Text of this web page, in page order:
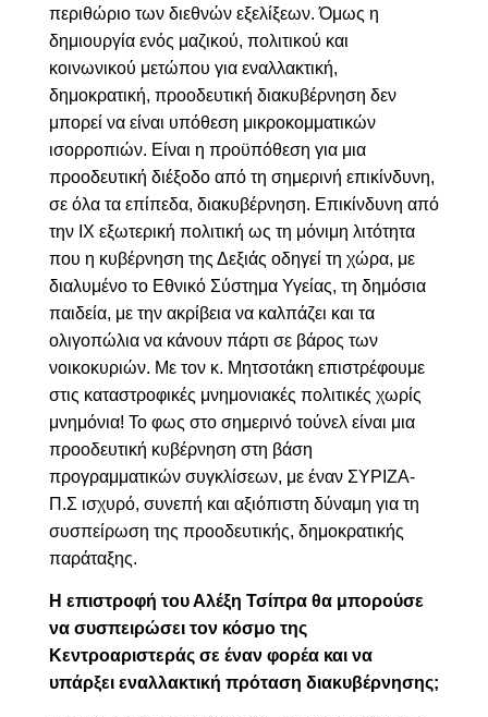
περιθώριο των διεθνών εξελίξεων. Όμως η
δημιουργία ενός μαζικού, πολιτικού και
κοινωνικού μετώπου για εναλλακτική,
δημοκρατική, προοδευτική διακυβέρνηση δεν
μπορεί να είναι υπόθεση μικροκομματικών
ισορροπιών. Είναι η προϋπόθεση για μια
προοδευτική διέξοδο από τη σημερινή επικίνδυνη,
σε όλα τα επίπεδα, διακυβέρνηση. Επικίνδυνη από
την ΙΧ εξωτερική πολιτική ως τη μόνιμη λιτότητα
που η κυβέρνηση της Δεξιάς οδηγεί τη χώρα, με
διαλυμένο το Εθνικό Σύστημα Υγείας, τη δημόσια
παιδεία, με την ακρίβεια να καλπάζει και τα
ολιγοπώλια να κάνουν πάρτι σε βάρος των
νοικοκυριών. Με τον κ. Μητσοτάκη επιστρέφουμε
στις καταστροφικές μνημονιακές πολιτικές χωρίς
μνημόνια! Το φως στο σημερινότούνελ είναι μια
προοδευτική κυβέρνηση στη βάση
προγραμματικών συγκλίσεων, με έναν ΣΥΡΙΖΑ-
Π.Σ ισχυρό, συνεπή και αξιόπιστη δύναμη για τη
συσπείρωση της προοδευτικής, δημοκρατικής
παράταξης.
Η επιστροφή του Αλέξη Τσίπρα θα μπορούσε
να συσπειρώσει τον κόσμο της
Κεντροαριστεράς σε έναν φορέα και να
υπάρξει εναλλακτική πρόταση διακυβέρνησης;